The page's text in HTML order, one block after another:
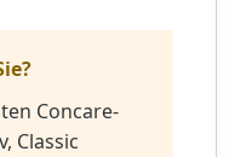
Concare-
Classic